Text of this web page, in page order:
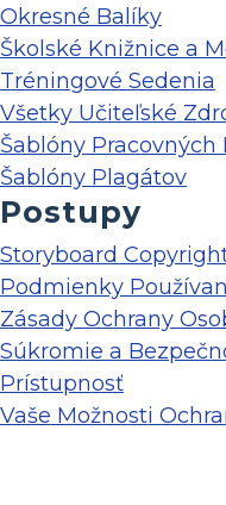
Okresné Balíky
Školské Knižnice a
Tréningové Sedenia
Všetky Učiteľské
Šablóny Pracovných
Šablóny Plagátov
Postupy
Storyboard
Podmienky
Zásady Ochrany
Súkromie a
Prístupnosť
Vaše Možnosti